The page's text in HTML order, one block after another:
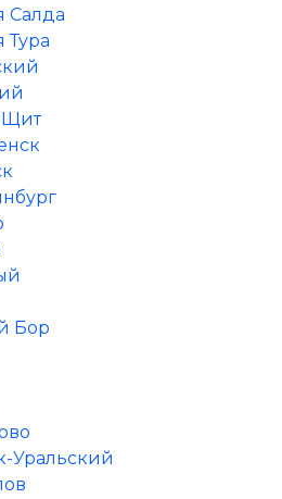
Салда
Тура
Щит
Бор
Уральский